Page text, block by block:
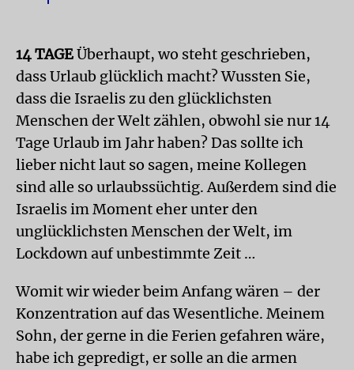
14 TAGEÜberhaupt, wo steht geschrieben,
dass Urlaub glücklich macht? Wussten Sie,
dass die Israelis zu den glücklichsten
Menschen der Welt zählen, obwohl sie nur 14
Tage Urlaub im Jahr haben? Das sollte ich
lieber nicht laut so sagen, meine Kollegen
sind alle so urlaubssüchtig. Außerdem sind die
Israelis im Moment eher unter den
unglücklichsten Menschen der Welt, im
Lockdown auf unbestimmte Zeit …
Womit wir wieder beim Anfang wären – der
Konzentration auf das Wesentliche. Meinem
Sohn, der gerne in die Ferien gefahren wäre,
habe ich gepredigt, er solle an die armen